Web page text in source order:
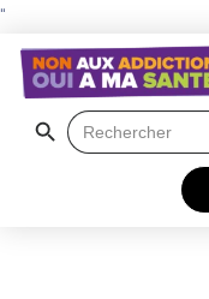
"
Search
for:
Search Button